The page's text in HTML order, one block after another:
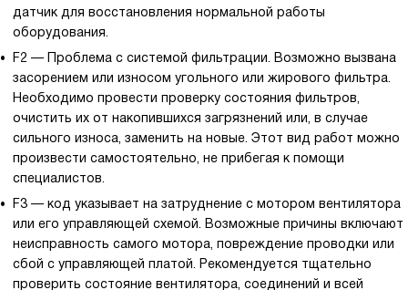
датчик для восстановления нормальной работы
оборудования.
F2 — Проблема с системой фильтрации. Возможно вызвана
засорением или износом угольного или жирового фильтра.
Необходимо провести проверку состояния фильтров,
очистить их от накопившихся загрязнений или, в случае
сильного износа, заменить на новые. Этот вид работ можно
произвести самостоятельно, не прибегая к помощи
специалистов.
F3 — код указывает на затруднение с мотором вентилятора
или его управляющей схемой. Возможные причины включают
неисправность самого мотора, повреждение проводки или
сбой с управляющей платой. Рекомендуется тщательно
проверить состояние вентилятора, соединений и всей